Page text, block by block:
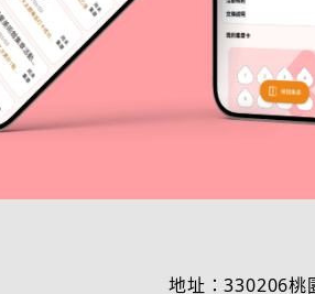
地址：330206桃